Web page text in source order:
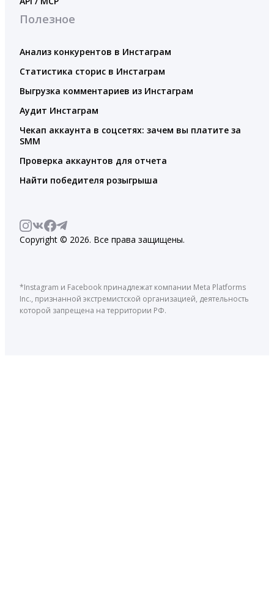
Полезное
Анализ конкурентов в Инстаграм
Статистика сторис в Инстаграм
Выгрузка комментариев из Инстаграм
Аудит Инстаграм
Чекап аккаунта в соцсетях: зачем вы платите за
SMM
Проверка аккаунтов для отчета
Найти победителя розыгрыша
Copyright © 2026. Все права защищены.
*Instagram и Facebook принадлежат компании Meta Platforms
Inc., признанной экстремистской организацией, деятельность
которой запрещена на территории РФ.